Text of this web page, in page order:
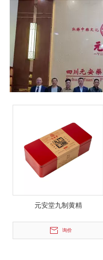
参加走访调研活动的领导
元安堂九制黄精
询价